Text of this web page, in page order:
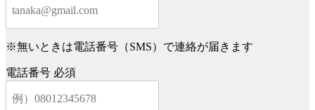
※無いときは電話番号（SMS）で連絡が届きます
電話番号 必須